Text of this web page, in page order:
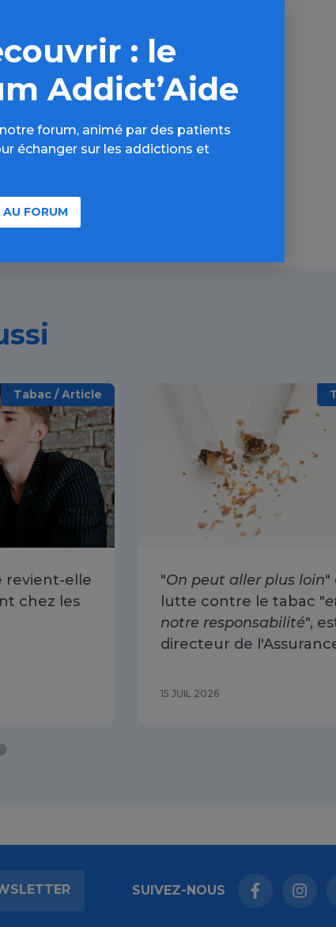
Tabac
bonnes pratiques, FAQ,
actualités...
Tabac / Article
revient-elle
chez les
"On peut aller plus loin"
lutte contre le tabac "
notre responsabilité",
directeur de
15 JUIL 2026
: le
Addict’Aide
forum, animé par des patients
échanger sur les addictions et
AU FORUM
SUIVEZ-NOUS
Facebook